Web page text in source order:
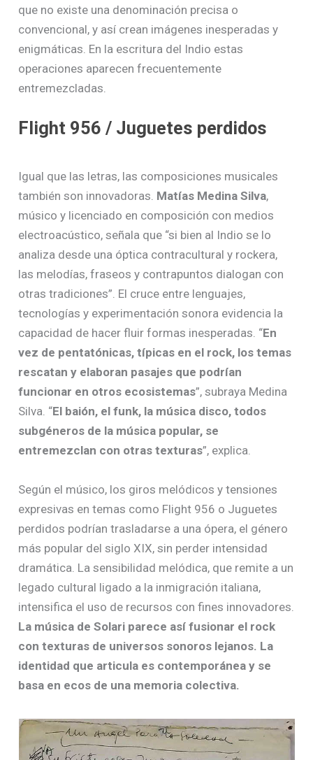
que no existe una denominación precisa o
convencional, y así crean imágenes inesperadas y
enigmáticas. En la escritura del Indio estas
operaciones aparecen frecuentemente
entremezcladas.
Flight 956 / Juguetes perdidos
Igual que las letras, las composiciones musicales
también son innovadoras. Matías Medina Silva,
músico y licenciado en composición con medios
electroacústico, señala que “si bien al Indio se lo
analiza desde una óptica contracultural y rockera,
las melodías, fraseos y contrapuntos dialogan con
otras tradiciones”. El cruce entre lenguajes,
tecnologías y experimentación sonora evidencia la
capacidad de hacer fluir formas inesperadas. “En
vez de pentatónicas, típicas en el rock, los temas
rescatan y elaboran pasajes que podrían
funcionar en otros ecosistemas”, subraya Medina
Silva. “El baión, el funk, la música disco, todos
subgéneros de la música popular, se
entremezclan con otras texturas”, explica.
Según el músico, los giros melódicos y tensiones
expresivas en temas como Flight 956 o Juguetes
perdidos podrían trasladarse a una ópera, el género
más popular del siglo XIX, sin perder intensidad
dramática. La sensibilidad melódica, que remite a un
legado cultural ligado a la inmigración italiana,
intensifica el uso de recursos con fines innovadores.
La música de Solari parece así fusionar el rock
con texturas de universos sonoros lejanos. La
identidad que articula es contemporánea y se
basa en ecos de una memoria colectiva.